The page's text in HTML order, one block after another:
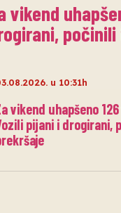
vikend
u 10:31h
vikend uhapšeno
pijani i drogirani,